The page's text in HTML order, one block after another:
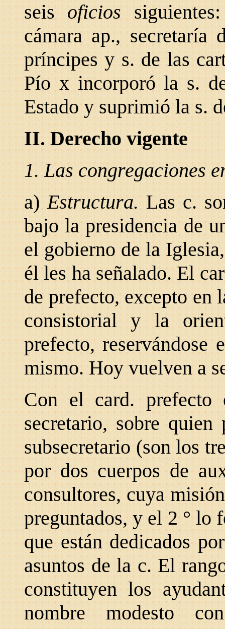
seisoficios
cámara ap., secretaría
príncipes y s. de las
Pío x incorporó la s.
Estado y suprimió la s.
II. Derecho vigente
1. Las congregaciones
a)Estructura.Las c.
bajo la presidencia de
el gobierno de la
élles ha señalado. El
de prefecto, excepto en
consistorial y la
prefecto, reservándose
mismo. Hoy vuelven a
Con el card. prefecto
secretario, sobre
subsecretario (son los
por dos cuerpos de
consultores, cuya
preguntados, y el 2 ° lo
que están dedicados
asuntos de la c. El
constituyen los
nombre modesto